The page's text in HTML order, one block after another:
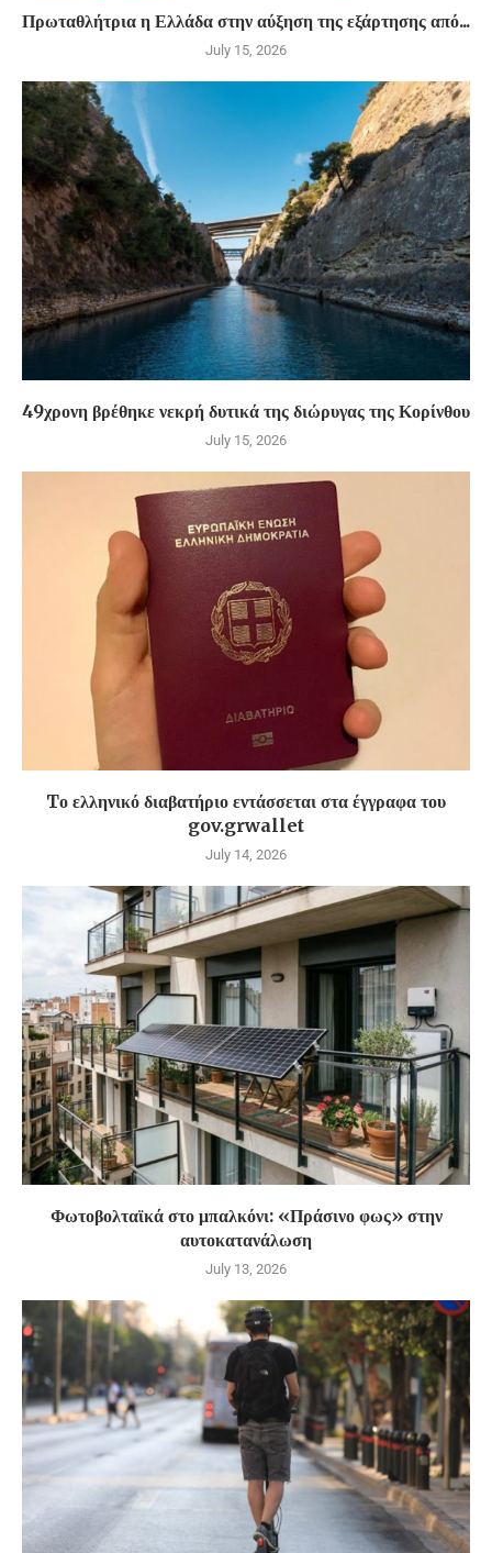
Πρωταθλήτρια η Ελλάδα στην αύξηση της εξάρτησης από...
July 15, 2026
49χρονη βρέθηκε νεκρή δυτικά της διώρυγας της Κορίνθου
July 15, 2026
Tο ελληνικό διαβατήριο εντάσσεται στα έγγραφα του
gov.grwallet
July 14, 2026
Φωτοβολταϊκά στο μπαλκόνι: «Πράσινο φως» στην
αυτοκατανάλωση
July 13, 2026